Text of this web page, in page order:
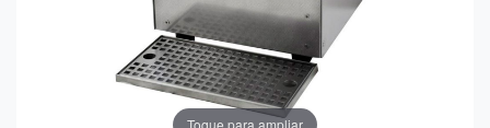
Toque para ampliar